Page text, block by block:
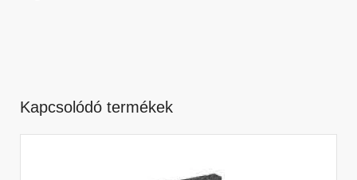
Kapcsolódó termékek